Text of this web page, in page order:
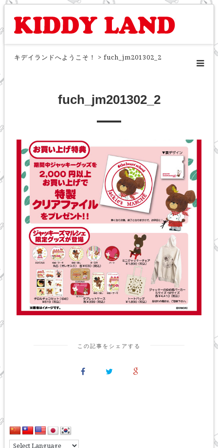
キデイランドへようこそ！ > fuch_jm201302_2
fuch_jm201302_2
この記事をシェアする